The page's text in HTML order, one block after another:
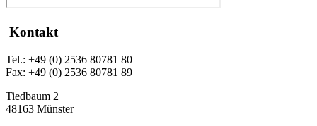
Kontakt
Tel.: +49 (0) 2536 80781 80
Fax: +49 (0) 2536 80781 89
Tiedbaum 2
48163 Münster